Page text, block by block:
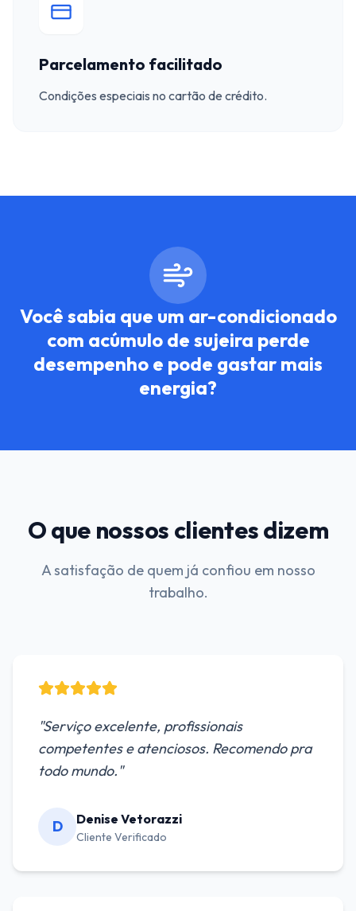
Parcelamento facilitado
Condições especiais no cartão de crédito.
Você sabia que um ar-condicionado
com acúmulo de sujeira perde
desempenho e pode gastar mais
energia?
O que nossos clientes dizem
A satisfação de quem já confiou em nosso
trabalho.
"Serviço excelente, profissionais
competentes e atenciosos. Recomendo pra
todo mundo."
D Denise Vetorazzi
Cliente Verificado